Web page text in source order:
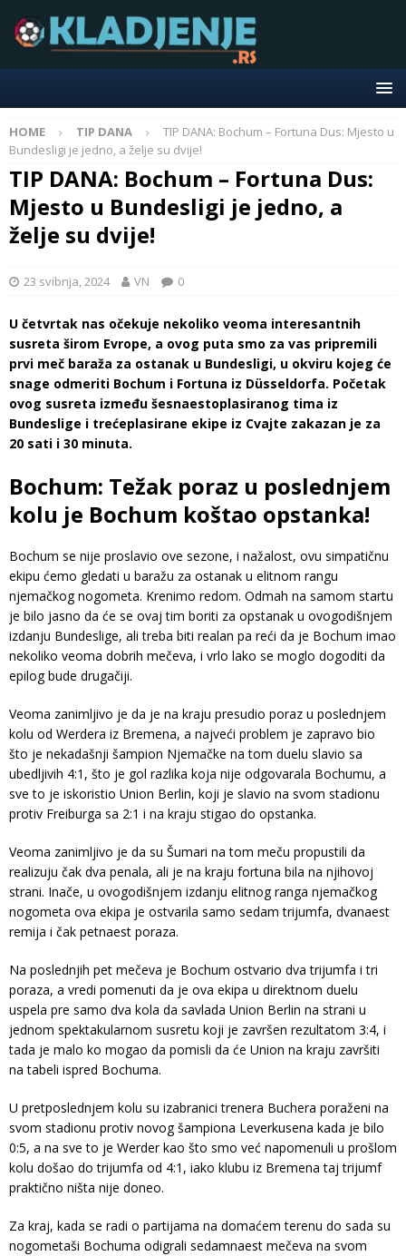
HOME TIP DANA
TIP DANA: Bochum – Fortuna Dus: Mjesto u
Bundesligi je jedno, a želje su dvije!
TIP DANA: Bochum – Fortuna Dus:
Mjesto u Bundesligi je jedno, a
želje su dvije!
23 svibnja, 2024 VN 0
U četvrtak nas očekuje nekoliko veoma interesantnih
susreta širom Evrope, a ovog puta smo za vas pripremili
prvi meč baraža za ostanak u Bundesligi, u okviru kojeg će
snage odmeriti Bochum i Fortuna iz Düsseldorfa. Početak
ovog susreta između šesnaestoplasiranog tima iz
Bundeslige i trećeplasirane ekipe iz Cvajte zakazan je za
20 sati i 30 minuta.
Bochum: Težak poraz u poslednjem
kolu je Bochum koštao opstanka!
Bochum se nije proslavio ove sezone, i nažalost, ovu simpatičnu
ekipu ćemo gledati u baražu za ostanak u elitnom rangu
njemačkog nogometa. Krenimo redom. Odmah na samom startu
je bilo jasno da će se ovaj tim boriti za opstanak u ovogodišnjem
izdanju Bundeslige, ali treba biti realan pa reći da je Bochum imao
nekoliko veoma dobrih mečeva, i vrlo lako se moglo dogoditi da
epilog bude drugačiji.
Veoma zanimljivo je da je na kraju presudio poraz u poslednjem
kolu od Werdera iz Bremena, a najveći problem je zapravo bio
što je nekadašnji šampion Njemačke na tom duelu slavio sa
ubedljivih 4:1, što je gol razlika koja nije odgovarala Bochumu, a
sve to je iskoristio Union Berlin, koji je slavio na svom stadionu
protiv Freiburga sa 2:1 i na kraju stigao do opstanka.
Veoma zanimljivo je da su Šumari na tom meču propustili da
realizuju čak dva penala, ali je na kraju fortuna bila na njihovoj
strani. Inače, u ovogodišnjem izdanju elitnog ranga njemačkog
nogometa ova ekipa je ostvarila samo sedam trijumfa, dvanaest
remija i čak petnaest poraza.
Na poslednjih pet mečeva je Bochum ostvario dva trijumfa i tri
poraza, a vredi pomenuti da je ova ekipa u direktnom duelu
uspela pre samo dva kola da savlada Union Berlin na strani u
jednom spektakularnom susretu koji je završen rezultatom 3:4, i
tada je malo ko mogao da pomisli da će Union na kraju završiti
na tabeli ispred Bochuma.
U pretposlednjem kolu su izabranici trenera Buchera poraženi na
svom stadionu protiv novog šampiona Leverkusena kada je bilo
0:5, a na sve to je Werder kao što smo već napomenuli u prošlom
kolu došao do trijumfa od 4:1, iako klubu iz Bremena taj trijumf
praktično ništa nije doneo.
Za kraj, kada se radi o partijama na domaćem terenu do sada su
nogometaši Bochuma odigrali sedamnaest mečeva na svom